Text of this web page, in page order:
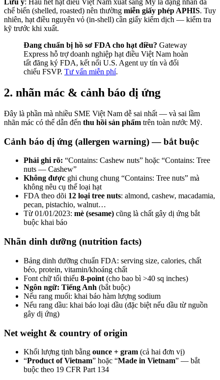
Lưu ý: Hầu hết hạt điều Việt Nam xuất sang Mỹ là dạng nhân đã
chế biến (shelled, roasted) nên thường miễn giấy phép APHIS. Tuy
nhiên, hạt điều nguyên vỏ (in-shell) cần giấy kiểm dịch — kiểm tra
kỹ trước khi xuất.
Đang chuẩn bị hồ sơ FDA cho hạt điều? Gateway
Express hỗ trợ doanh nghiệp hạt điều Việt Nam hoàn
tất đăng ký FDA, kết nối U.S. Agent uy tín và đối
chiếu FSVP. Tư vấn miễn phí.
2. nhãn mác & cảnh báo dị ứng
Đây là phần mà nhiều SME Việt Nam dễ sai nhất — và sai lầm
nhãn mác có thể dẫn đến thu hồi sản phẩm trên toàn nước Mỹ.
Cảnh báo dị ứng (allergen warning) — bắt buộc
Phải ghi rõ: “Contains: Cashew nuts” hoặc “Contains: Tree
nuts — Cashew”
Không được ghi chung chung “Contains: Tree nuts” mà
không nêu cụ thể loại hạt
FDA theo dõi 12 loại tree nuts: almond, cashew, macadamia,
pecan, pistachio, walnut…
Từ 01/01/2023: mè (sesame) cũng là chất gây dị ứng bắt
buộc khai báo
Nhãn dinh dưỡng (nutrition facts)
Bảng dinh dưỡng chuẩn FDA: serving size, calories, chất
béo, protein, vitamin/khoáng chất
Font chữ tối thiểu 8-point (cho bao bì >40 sq inches)
Ngôn ngữ: Tiếng Anh (bắt buộc)
Nếu rang muối: khai báo hàm lượng sodium
Nếu rang dầu: khai báo loại dầu (đặc biệt nếu dầu từ nguồn
gây dị ứng)
Net weight & country of origin
Khối lượng tịnh bằng ounce + gram (cả hai đơn vị)
“Product of Vietnam” hoặc “Made in Vietnam” — bắt
buộc theo 19 CFR Part 134